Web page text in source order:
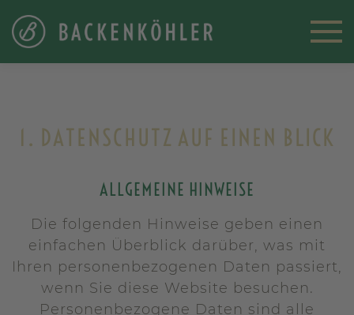
1. DATENSCHUTZ AUF EINEN BLICK
ALLGEMEINE HINWEISE
Die folgenden Hinweise geben einen
einfachen Überblick darüber, was mit
Ihren personenbezogenen Daten passiert,
wenn Sie diese Website besuchen.
Personenbezogene Daten sind alle